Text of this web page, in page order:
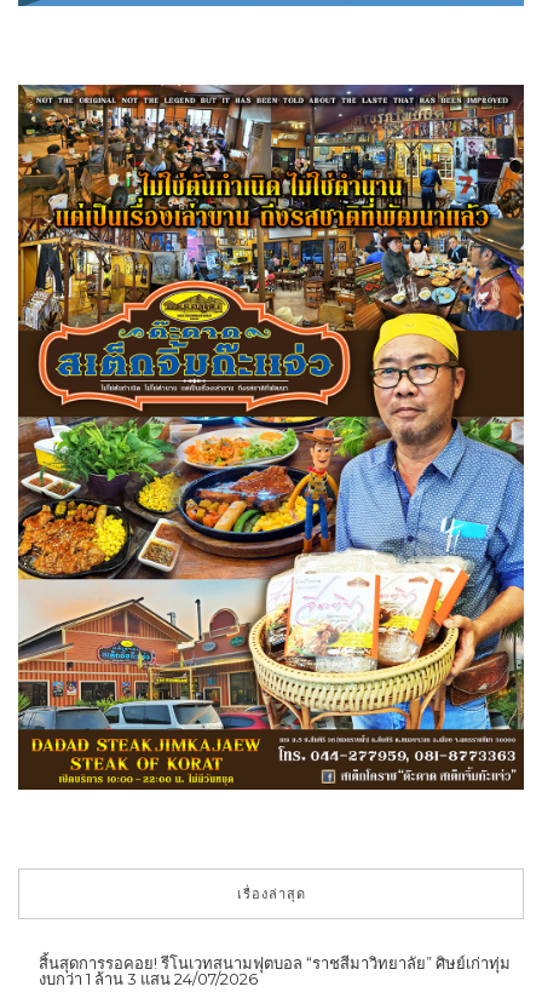
เรื่องล่าสุด
สิ้นสุดการรอคอย! รีโนเวทสนามฟุตบอล “ราชสีมาวิทยาลัย” ศิษย์เก่าทุ่ม
งบกว่า 1 ล้าน 3 แสน 24/07/2026